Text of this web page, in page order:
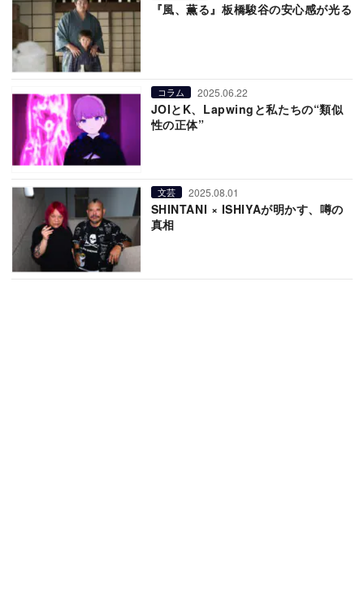
『風、薫る』板橋駿谷の安心感が光る
コラム 2025.06.22
JOIとK、Lapwingと私たちの“類似
性の正体”
文芸 2025.08.01
SHINTANI × ISHIYAが明かす、噂の
真相